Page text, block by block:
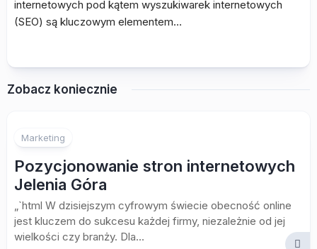
internetowych pod kątem wyszukiwarek internetowych
(SEO) są kluczowym elementem…
Zobacz koniecznie
Marketing
Pozycjonowanie stron internetowych
Jelenia Góra
„`html W dzisiejszym cyfrowym świecie obecność online
jest kluczem do sukcesu każdej firmy, niezależnie od jej
wielkości czy branży. Dla...